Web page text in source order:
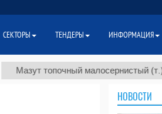
топочный малосернистый (т.) $300
НОВОСТИ
СЕКТОРЫ ТЕНДЕРЫ ИНФОРМАЦИЯ